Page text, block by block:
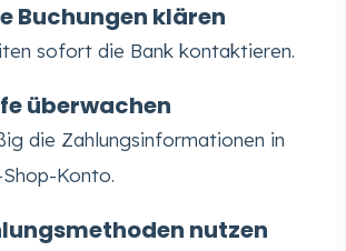
Buchungen klären
sofort die Bank kontaktieren.
überwachen
die Zahlungsinformationen in
Konto.
nutzen